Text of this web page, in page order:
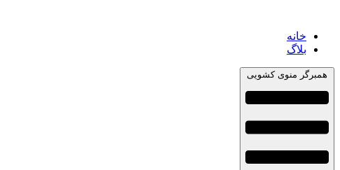
خانه
بلاگ
همبرگر منوی کشویی